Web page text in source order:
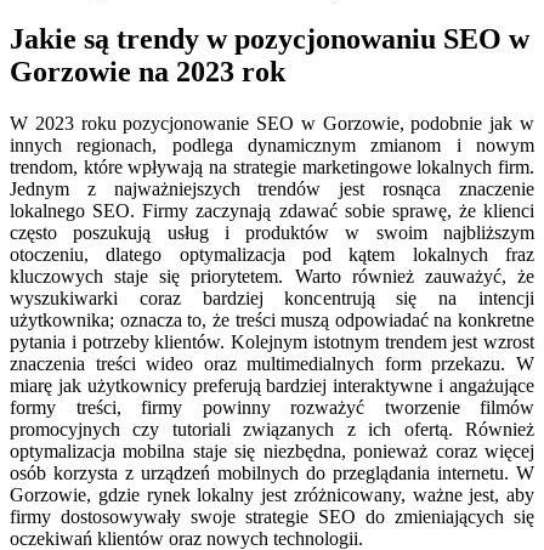
Jakie są trendy w pozycjonowaniu SEO w
Gorzowie na 2023 rok
W 2023 roku pozycjonowanie SEO w Gorzowie, podobnie jak w
innych regionach, podlega dynamicznym zmianom i nowym
trendom, które wpływają na strategie marketingowe lokalnych firm.
Jednym z najważniejszych trendów jest rosnąca znaczenie
lokalnego SEO. Firmy zaczynają zdawać sobie sprawę, że klienci
często poszukują usług i produktów w swoim najbliższym
otoczeniu, dlatego optymalizacja pod kątem lokalnych fraz
kluczowych staje się priorytetem. Warto również zauważyć, że
wyszukiwarki coraz bardziej koncentrują się na intencji
użytkownika; oznacza to, że treści muszą odpowiadać na konkretne
pytania i potrzeby klientów. Kolejnym istotnym trendem jest wzrost
znaczenia treści wideo oraz multimedialnych form przekazu. W
miarę jak użytkownicy preferują bardziej interaktywne i angażujące
formy treści, firmy powinny rozważyć tworzenie filmów
promocyjnych czy tutoriali związanych z ich ofertą. Również
optymalizacja mobilna staje się niezbędna, ponieważ coraz więcej
osób korzysta z urządzeń mobilnych do przeglądania internetu. W
Gorzowie, gdzie rynek lokalny jest zróżnicowany, ważne jest, aby
firmy dostosowywały swoje strategie SEO do zmieniających się
oczekiwań klientów oraz nowych technologii.